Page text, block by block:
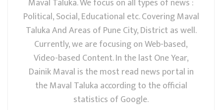
Maval Taluka. We focus on all types of news :
Political, Social, Educational etc. Covering Maval
Taluka And Areas of Pune City, District as well.
Currently, we are focusing on Web-based,
Video-based Content. In the last One Year,
Dainik Maval is the most read news portal in
the Maval Taluka according to the official
statistics of Google.